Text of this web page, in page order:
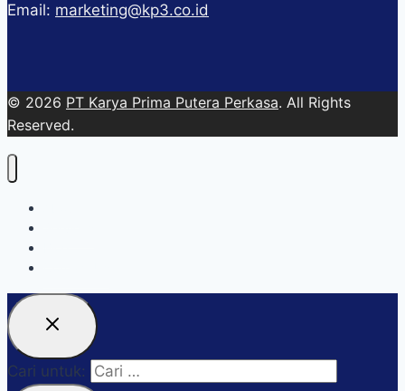
Email: marketing@kp3.co.id
© 2026 PT Karya Prima Putera Perkasa. All Rights
Reserved.
Cari untuk: